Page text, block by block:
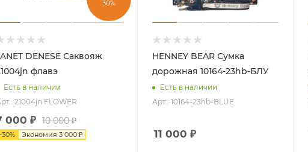
30%
DENESE Саквояж
флавэ
Есть в наличии
21004jn FLOWER
000 ₽ 10 000₽
-30% Экономия 3 000 ₽
HENNEY BEAR Сумка
дорожная 10164-23hb-БЛУ
Есть в наличии
Арт.: 10164-23hb-BLUE
11 000 ₽